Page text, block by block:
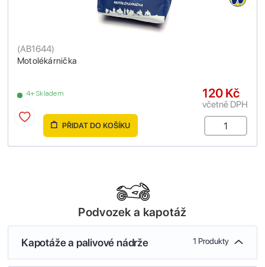
Motolékárnička
(AB1644)
4+ Skladem 120 Kč
včetně DPH
PŘIDAT DO KOŠÍKU
Podvozek a kapotáž
Kapotáže a palivové nádrže 1 Produkty